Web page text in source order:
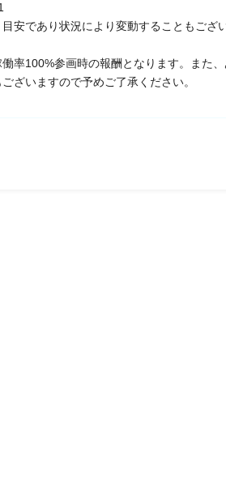
目安であり状況により変動することもござ
率100%参画時の報酬となります。また
ざいますので予めご了承ください。